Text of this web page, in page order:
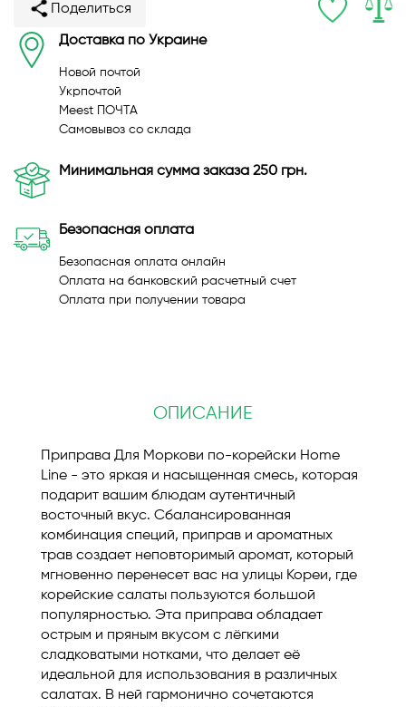
Поделиться
Доставка по Украине
Новой почтой
Укрпочтой
Meest ПОЧТА
Самовывоз со склада
Минимальная сумма заказа 250 грн.
Безопасная оплата
Безопасная оплата онлайн
Оплата на банковский расчетный счет
Оплата при получении товара
ОПИСАНИЕ
Приправа Для Моркови по-корейски Home
Line - это яркая и насыщенная смесь, которая
подарит вашим блюдам аутентичный
восточный вкус. Сбалансированная
комбинация специй, приправ и ароматных
трав создает неповторимый аромат, который
мгновенно перенесет вас на улицы Кореи, где
корейские салаты пользуются большой
популярностью. Эта приправа обладает
острым и пряным вкусом с лёгкими
сладковатыми нотками, что делает её
идеальной для использования в различных
салатах. В ней гармонично сочетаются